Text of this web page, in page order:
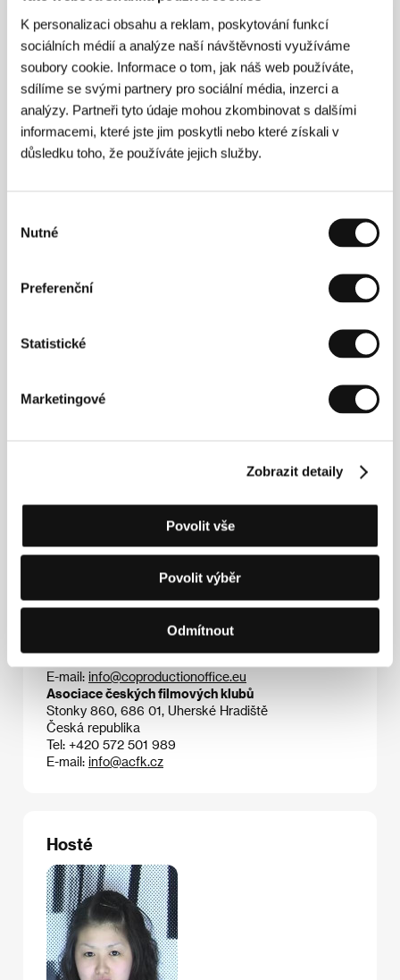
K personalizaci obsahu a reklam, poskytování funkcí
sociálních médií a analýze naší návštěvnosti využíváme
soubory cookie. Informace o tom, jak náš web používáte,
sdílíme se svými partnery pro sociální média, inzerci a
analýzy. Partneři tyto údaje mohou zkombinovat s dalšími
informacemi, které jste jim poskytli nebo které získali v
důsledku toho, že používáte jejich služby.
souhlasu
Nutné
Preferenční
Statistické
Marketingové
Zobrazit detaily
Povolit vše
Povolit výběr
Odmítnout
Režie
evropským animátorům, kteří si vydobyli kultovní
akademii, kterou absolvovali v roce 1991. Dodnes si
přezdívají Pic Pic André na počest postaviček ze
začátků jejich tvorby. Originálnímu nápadu čelit invazi
plastových postaviček předcházela práce s
papírovými ústřižky a ručně kreslenou animací. Tvůrčí
kontě videoklipy pro skupiny Louise Attaque,
Dionysos nebo Saule et les pleureurs a reklamu pro
Coproduction Office
24, rue Lamartine, 750 09, Paris
E-mail: info@coproductionoffice.eu
Asociace českých filmových klubů
Stonky 860, 686 01, Uherské Hradiště
Česká republika
Tel: +420 572 501 989
E-mail: info@acfk.cz
Hosté